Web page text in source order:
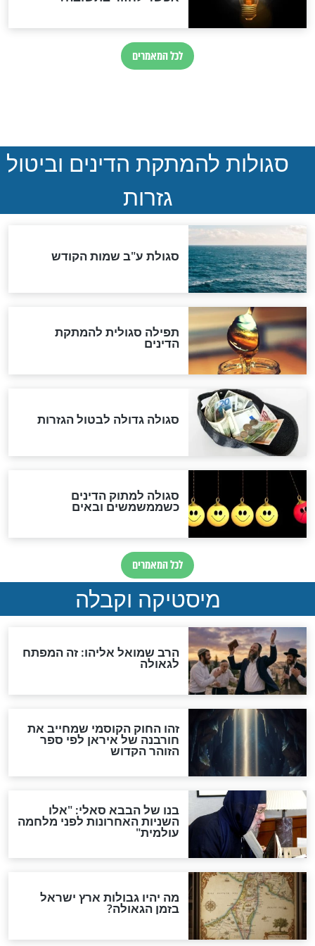
הותר לפרסום: לוחמי מילואים
נהרגו בדרום לבנון
ואיראן: בלי שקיפות ועם הרבה
סימני שאלה
המסמך האבוד שנחשף
במרתפי מוסקבה: כתב היד
הנדיר של הרשב"ם התגלה
"מודה לקב"ה על כל השנים"
לכל המאמרים
אחרית הימים
האם אפשר לחשב את הקץ?
מה יהיה בימות המשיח?
"לפני הגאולה תהיה אפיקורסות
והכחשה גדולה מאוד של
האמונה"
האם לאחר בוא המשיח יהיה
אפשר לחזור בתשובה?
לכל המאמרים